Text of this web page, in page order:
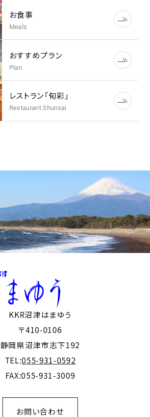
お食事
Meals
おすすめプラン
Plan
レストラン「旬彩」
Restaurant Shunsai
KKR沼津はまゆう
〒410-0106
静岡県沼津市志下192
TEL:055-931-0592
FAX:055-931-3009
お問い合わせ